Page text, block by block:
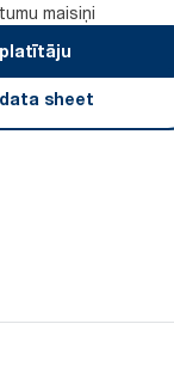
maisiņi
sheet